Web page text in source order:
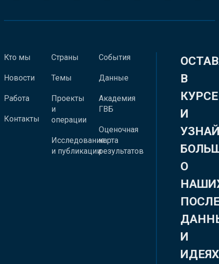
Кто мы
Новости
Работа
Контакты
Страны
Темы
Проекты
и
операции
Исследования
и публикации
События
Данные
Академия
ГВБ
Оценочная
карта
результатов
В
КУРСЕ
И
О
И
ИДЕЯХ